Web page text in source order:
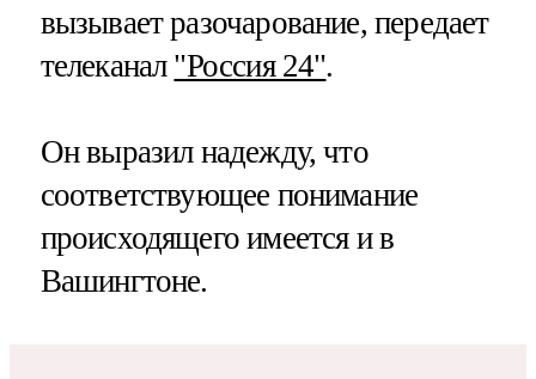
вызывает разочарование, передает
телеканал "Россия 24".
Он выразил надежду, что
соответствующее понимание
происходящего имеется и в
Вашингтоне.